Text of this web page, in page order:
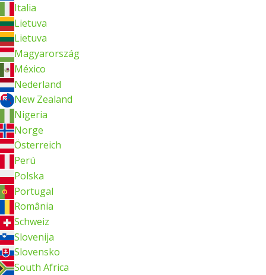
Italia
Lietuva
Lietuva
Magyarország
México
Nederland
New Zealand
Nigeria
Norge
Österreich
Perú
Polska
Portugal
România
Schweiz
Slovenija
Slovensko
South Africa